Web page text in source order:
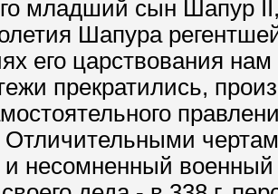
младший сын Шапур
Шапура
его царствования
прекратились,
Отличительными
и несомненный